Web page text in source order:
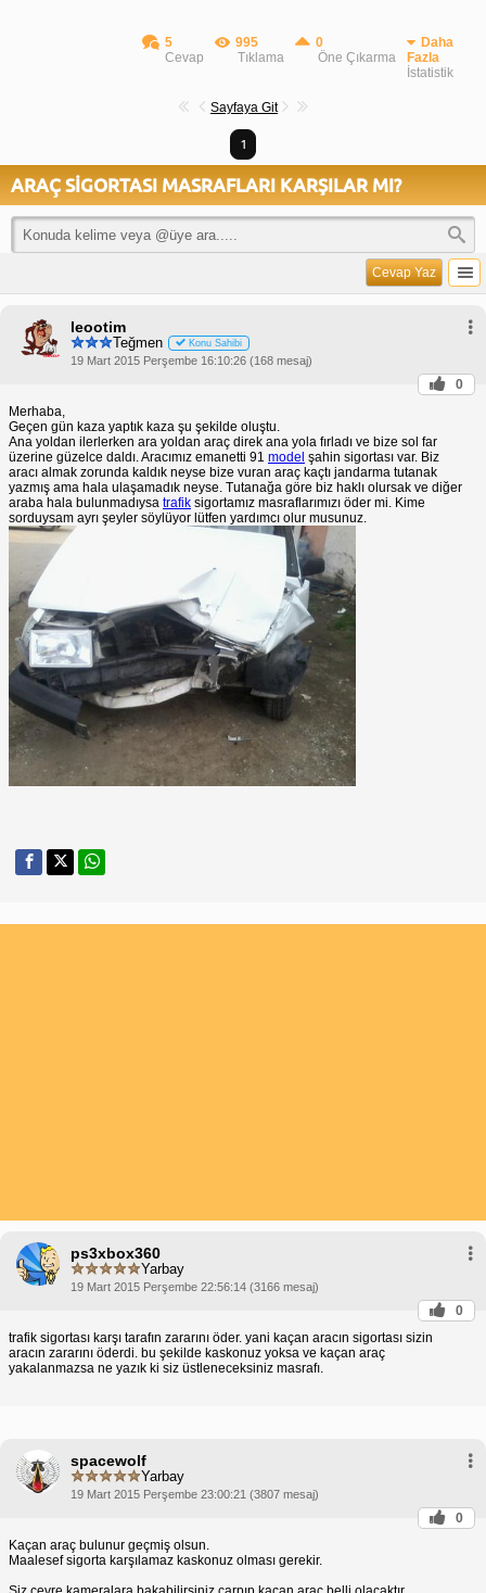
5
Cevap
995
Tıklama
0
Öne Çıkarma
Daha
Fazla
İstatistik
Sayfaya Git
1
ARAÇ SİGORTASI MASRAFLARI KARŞILAR MI?
Cevap Yaz
leootim
Teğmen Konu Sahibi
19 Mart 2015 Perşembe 16:10:26 (168 mesaj)
0
Merhaba,
Geçen gün kaza yaptık kaza şu şekilde oluştu.
Ana yoldan ilerlerken ara yoldan araç direk ana yola fırladı ve bize sol far
üzerine güzelce daldı. Aracımız emanetti 91 model şahin sigortası var. Biz
aracı almak zorunda kaldık neyse bize vuran araç kaçtı jandarma tutanak
yazmış ama hala ulaşamadık neyse. Tutanağa göre biz haklı olursak ve diğer
araba hala bulunmadıysa trafik sigortamız masraflarımızı öder mi. Kime
sorduysam ayrı şeyler söylüyor lütfen yardımcı olur musunuz.
ps3xbox360
Yarbay
19 Mart 2015 Perşembe 22:56:14 (3166 mesaj)
0
trafik sigortası karşı tarafın zararını öder. yani kaçan aracın sigortası sizin
aracın zararını öderdi. bu şekilde kaskonuz yoksa ve kaçan araç
yakalanmazsa ne yazık ki siz üstleneceksiniz masrafı.
spacewolf
Yarbay
19 Mart 2015 Perşembe 23:00:21 (3807 mesaj)
0
Kaçan araç bulunur geçmiş olsun.
Maalesef sigorta karşılamaz kaskonuz olması gerekir.